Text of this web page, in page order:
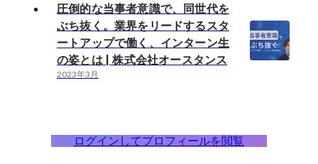
圧倒的な当事者意識で、同世代を
ぶち抜く。業界をリードするスタ
ートアップで働く、インターン生
の姿とは | 株式会社オースタンス
2023年3月
ログインしてプロフィールを閲覧